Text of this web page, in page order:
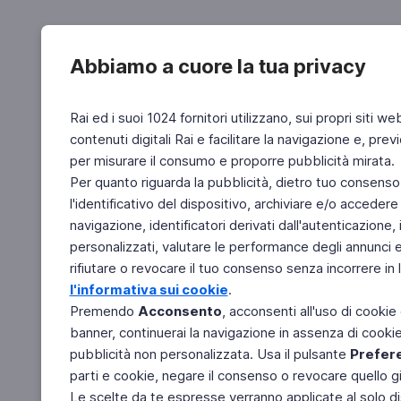
Abbiamo a cuore la tua privacy
Rai ed i suoi 1024 fornitori utilizzano, sui propri siti
contenuti digitali Rai e facilitare la navigazione e,
per misurare il consumo e proporre pubblicità mirata.
Per quanto riguarda la pubblicità, dietro tuo
l'identificativo del dispositivo, archiviare e/o
navigazione, identificatori derivati
personalizzati, valutare le performance degli
rifiutare o revocare il tuo consenso senza incorrere
l'informativa sui cookie.
Premendo Acconsento, acconsenti all'uso di
banner, continuerai la navigazione in assenza di
pubblicità non personalizzata. Usa il pulsante
parti e cookie, negare il consenso o revocare quello
Le scelte da te espresse verranno applicate al solo